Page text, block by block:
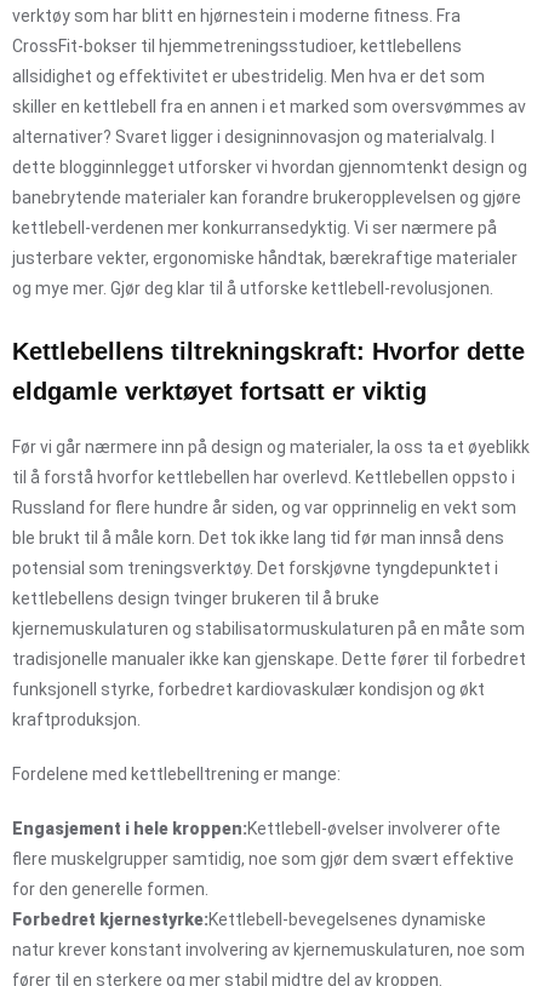
verktøy som har blitt en hjørnestein i moderne fitness. Fra
CrossFit-bokser til hjemmetreningsstudioer, kettlebellens
allsidighet og effektivitet er ubestridelig. Men hva er det som
skiller en kettlebell fra en annen i et marked som oversvømmes av
alternativer? Svaret ligger i designinnovasjon og materialvalg. I
dette blogginnlegget utforsker vi hvordan gjennomtenkt design og
banebrytende materialer kan forandre brukeropplevelsen og gjøre
kettlebell-verdenen mer konkurransedyktig. Vi ser nærmere på
justerbare vekter, ergonomiske håndtak, bærekraftige materialer
og mye mer. Gjør deg klar til å utforske kettlebell-revolusjonen.
Kettlebellens tiltrekningskraft: Hvorfor dette
eldgamle verktøyet fortsatt er viktig
Før vi går nærmere inn på design og materialer, la oss ta et øyeblikk
til å forstå hvorfor kettlebellen har overlevd. Kettlebellen oppsto i
Russland for flere hundre år siden, og var opprinnelig en vekt som
ble brukt til å måle korn. Det tok ikke lang tid før man innså dens
potensial som treningsverktøy. Det forskjøvne tyngdepunktet i
kettlebellens design tvinger brukeren til å bruke
kjernemuskulaturen og stabilisatormuskulaturen på en måte som
tradisjonelle manualer ikke kan gjenskape. Dette fører til forbedret
funksjonell styrke, forbedret kardiovaskulær kondisjon og økt
kraftproduksjon.
Fordelene med kettlebelltrening er mange:
Engasjement i hele kroppen:Kettlebell-øvelser involverer ofte
flere muskelgrupper samtidig, noe som gjør dem svært effektive
for den generelle formen.
Forbedret kjernestyrke:Kettlebell-bevegelsenes dynamiske
natur krever konstant involvering av kjernemuskulaturen, noe som
fører til en sterkere og mer stabil midtre del av kroppen.